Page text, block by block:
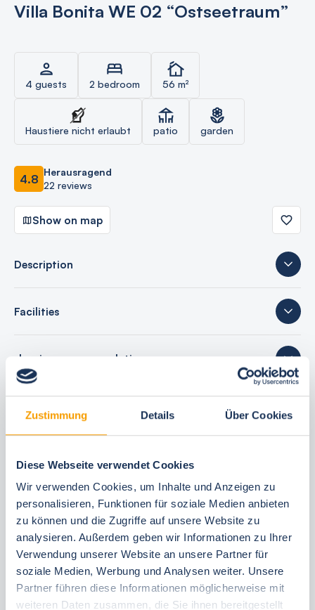
Zustimmung Details Über Cookies
Diese Webseite verwendet Cookies
Wir verwenden Cookies, um Inhalte und Anzeigen zu
personalisieren, Funktionen für soziale Medien anbieten
zu können und die Zugriffe auf unsere Website zu
analysieren. Außerdem geben wir Informationen zu Ihrer
Verwendung unserer Website an unsere Partner für
soziale Medien, Werbung und Analysen weiter. Unsere
Partner führen diese Informationen möglicherweise mit
weiteren Daten zusammen, die Sie ihnen bereitgestellt
Villa Bonita WE 02 “Ostseetraum”
4 guests 2 bedroom 56 m²
Haustiere nicht erlaubt patio garden
4.8 Herausragend
22 reviews
Show on map
Description
Facilities
sleeping accommodations
Your booking benefits
best price guarantee
Reserve free of charge for 24 hours
30 Tage vor Anreise kostenfrei stornieren
Flexible arrival and departure 24/7
Personal consultations